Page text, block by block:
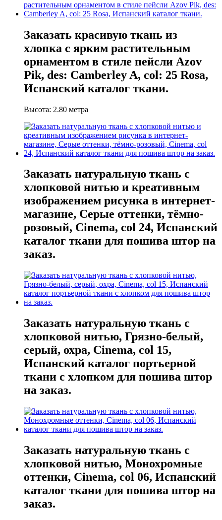
Заказать красивую ткань из
хлопка с ярким растительным
орнаментом в стиле пейсли Azov
Pik, des: Camberley A, col: 25 Rosa,
Испанский каталог ткани.
Высота: 2.80 метра
Заказать натуральную ткань с
хлопковой нитью и креативным
изображением рисунка в интернет-
магазине, Серые оттенки, тёмно-
розовый, Cinema, col 24, Испанский
каталог ткани для пошива штор на
заказ.
Заказать натуральную ткань с
хлопковой нитью, Грязно-белый,
серый, охра, Cinema, col 15,
Испанский каталог портьерной
ткани с хлопком для пошива штор
на заказ.
Заказать натуральную ткань с
хлопковой нитью, Монохромные
оттенки, Cinema, col 06, Испанский
каталог ткани для пошива штор на
заказ.